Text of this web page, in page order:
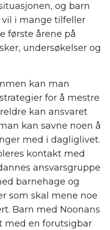
og barn
i mange tilfeller
første årene på
undersøkelser og
kan man
for å mestre
kan ansvaret
kan savne noen å
med i dagliglivet.
kontakt med
ansvarsgruppe
barnehage og
som skal mene noe
Barn med Noonans
med en forutsigbar